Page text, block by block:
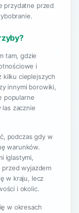
przydatne przed
tam, gdzie
i
kilku cieplejszych
innymi borowiki,
popularne
zacznie
podczas gdy w
warunków.
iglastymi,
przed wyjazdem
w kraju, lecz
i okolic.
w okresach